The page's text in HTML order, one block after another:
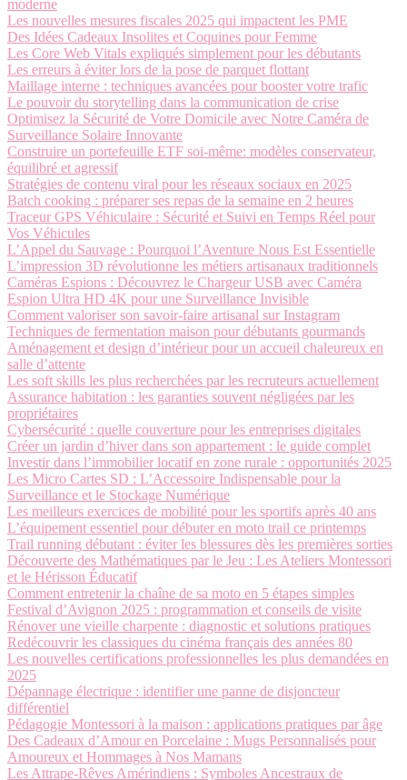
moderne
Les nouvelles mesures fiscales 2025 qui impactent les PME
Des Idées Cadeaux Insolites et Coquines pour Femme
Les Core Web Vitals expliqués simplement pour les débutants
Les erreurs à éviter lors de la pose de parquet flottant
Maillage interne : techniques avancées pour booster votre trafic
Le pouvoir du storytelling dans la communication de crise
Optimisez la Sécurité de Votre Domicile avec Notre Caméra de
Surveillance Solaire Innovante
Construire un portefeuille ETF soi-même: modèles conservateur,
équilibré et agressif
Stratégies de contenu viral pour les réseaux sociaux en 2025
Batch cooking : préparer ses repas de la semaine en 2 heures
Traceur GPS Véhiculaire : Sécurité et Suivi en Temps Réel pour
Vos Véhicules
L’Appel du Sauvage : Pourquoi l’Aventure Nous Est Essentielle
L’impression 3D révolutionne les métiers artisanaux traditionnels
Caméras Espions : Découvrez le Chargeur USB avec Caméra
Espion Ultra HD 4K pour une Surveillance Invisible
Comment valoriser son savoir-faire artisanal sur Instagram
Techniques de fermentation maison pour débutants gourmands
Aménagement et design d’intérieur pour un accueil chaleureux en
salle d’attente
Les soft skills les plus recherchées par les recruteurs actuellement
Assurance habitation : les garanties souvent négligées par les
propriétaires
Cybersécurité : quelle couverture pour les entreprises digitales
Créer un jardin d’hiver dans son appartement : le guide complet
Investir dans l’immobilier locatif en zone rurale : opportunités 2025
Les Micro Cartes SD : L’Accessoire Indispensable pour la
Surveillance et le Stockage Numérique
Les meilleurs exercices de mobilité pour les sportifs après 40 ans
L’équipement essentiel pour débuter en moto trail ce printemps
Trail running débutant : éviter les blessures dès les premières sorties
Découverte des Mathématiques par le Jeu : Les Ateliers Montessori
et le Hérisson Éducatif
Comment entretenir la chaîne de sa moto en 5 étapes simples
Festival d’Avignon 2025 : programmation et conseils de visite
Rénover une vieille charpente : diagnostic et solutions pratiques
Redécouvrir les classiques du cinéma français des années 80
Les nouvelles certifications professionnelles les plus demandées en
2025
Dépannage électrique : identifier une panne de disjoncteur
différentiel
Pédagogie Montessori à la maison : applications pratiques par âge
Des Cadeaux d’Amour en Porcelaine : Mugs Personnalisés pour
Amoureux et Hommages à Nos Mamans
Les Attrape-Rêves Amérindiens : Symboles Ancestraux de